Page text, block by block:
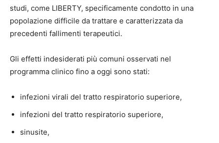
studi, come LIBERTY, specificamente condotto in una
popolazione difficile da trattare e caratterizzata da
precedenti fallimenti terapeutici.
Gli effetti indesiderati più comuni osservati nel
programma clinico fino a oggi sono stati:
infezioni virali del tratto respiratorio superiore,
infezioni del tratto respiratorio superiore,
sinusite,